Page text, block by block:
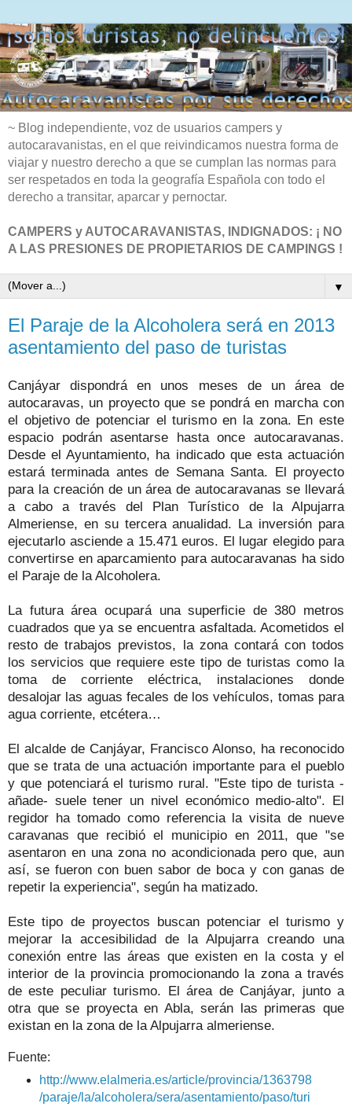
~ Blog independiente, voz de usuarios campers y
autocaravanistas, en el que reivindicamos nuestra forma de
viajar y nuestro derecho a que se cumplan las normas para
ser respetados en toda la geografía Española con todo el
derecho a transitar, aparcar y pernoctar.
CAMPERS y AUTOCARAVANISTAS, INDIGNADOS: ¡ NO
A LAS PRESIONES DE PROPIETARIOS DE CAMPINGS !
▼
El Paraje de la Alcoholera será en 2013
asentamiento del paso de turistas
Canjáyar dispondrá en unos meses de un área de
autocaravas, un proyecto que se pondrá en marcha con
el objetivo de potenciar el turismo en la zona. En este
espacio podrán asentarse hasta once autocaravanas.
Desde el Ayuntamiento, ha indicado que esta actuación
estará terminada antes de Semana Santa. El proyecto
para la creación de un área de autocaravanas se llevará
a cabo a través del Plan Turístico de la Alpujarra
Almeriense, en su tercera anualidad. La inversión para
ejecutarlo asciende a 15.471 euros. El lugar elegido para
convertirse en aparcamiento para autocaravanas ha sido
el Paraje de la Alcoholera.
La futura área ocupará una superficie de 380 metros
cuadrados que ya se encuentra asfaltada. Acometidos el
resto de trabajos previstos, la zona contará con todos
los servicios que requiere este tipo de turistas como la
toma de corriente eléctrica, instalaciones donde
desalojar las aguas fecales de los vehículos, tomas para
agua corriente, etcétera…
El alcalde de Canjáyar, Francisco Alonso, ha reconocido
que se trata de una actuación importante para el pueblo
y que potenciará el turismo rural. "Este tipo de turista -
añade- suele tener un nivel económico medio-alto". El
regidor ha tomado como referencia la visita de nueve
caravanas que recibió el municipio en 2011, que "se
asentaron en una zona no acondicionada pero que, aun
así, se fueron con buen sabor de boca y con ganas de
repetir la experiencia", según ha matizado.
Este tipo de proyectos buscan potenciar el turismo y
mejorar la accesibilidad de la Alpujarra creando una
conexión entre las áreas que existen en la costa y el
interior de la provincia promocionando la zona a través
de este peculiar turismo. El área de Canjáyar, junto a
otra que se proyecta en Abla, serán las primeras que
existan en la zona de la Alpujarra almeriense.
Fuente:
http://www.elalmeria.es/article/provincia/1363798
/paraje/la/alcoholera/sera/asentamiento/paso/turi